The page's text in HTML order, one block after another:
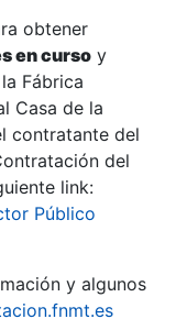
obtener
en curso y
Fábrica
Casa de la
contratante del
del
link:
Público
y algunos